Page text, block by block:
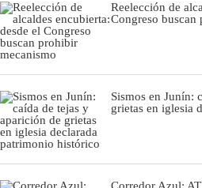
Reelección de
Congreso buscan
Sismos en Junín:
grietas en iglesia